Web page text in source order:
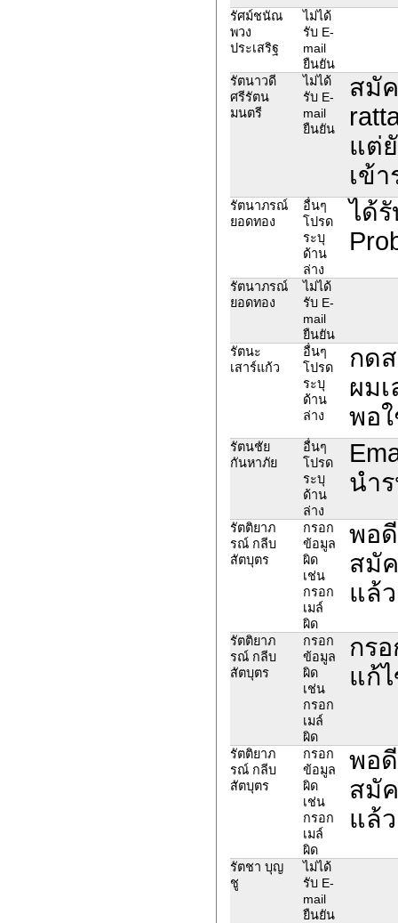
รัศม์ชนัณ
พวง
ประเสริฐ
ไม่ได้
รับ E-
mail
ยืนยัน
รัตนาวดี
ศรีรัตน
มนตรี
ไม่ได้
รับ E-
mail
ยืนยัน
สมั
แต่
เข้
รัตนาภรณ์
ยอดทอง
อื่นๆ
โปรด
ระบุ
ด้าน
ล่าง
ได้
รัตนาภรณ์
ยอดทอง
ไม่ได้
รับ E-
mail
ยืนยัน
รัตนะ
เสาร์แก้ว
อื่นๆ
โปรด
ระบุ
ด้าน
ล่าง
กด
ผม
พอ
รัตนชัย
กันหาภัย
อื่นๆ
โปรด
ระบุ
ด้าน
ล่าง
นำ
รัตติยาภ
รณ์ กลีบ
สัตบุตร
กรอก
ข้อมูล
ผิด
เช่น
กรอก
เมล์
ผิด
พอ
สมั
แล้
รัตติยาภ
รณ์ กลีบ
สัตบุตร
กรอก
ข้อมูล
ผิด
เช่น
กรอก
เมล์
ผิด
กร
แก้
รัตติยาภ
รณ์ กลีบ
สัตบุตร
กรอก
ข้อมูล
ผิด
เช่น
กรอก
เมล์
ผิด
พอ
สมั
แล้
รัตชา บุญ
ชู
ไม่ได้
รับ E-
mail
ยืนยัน